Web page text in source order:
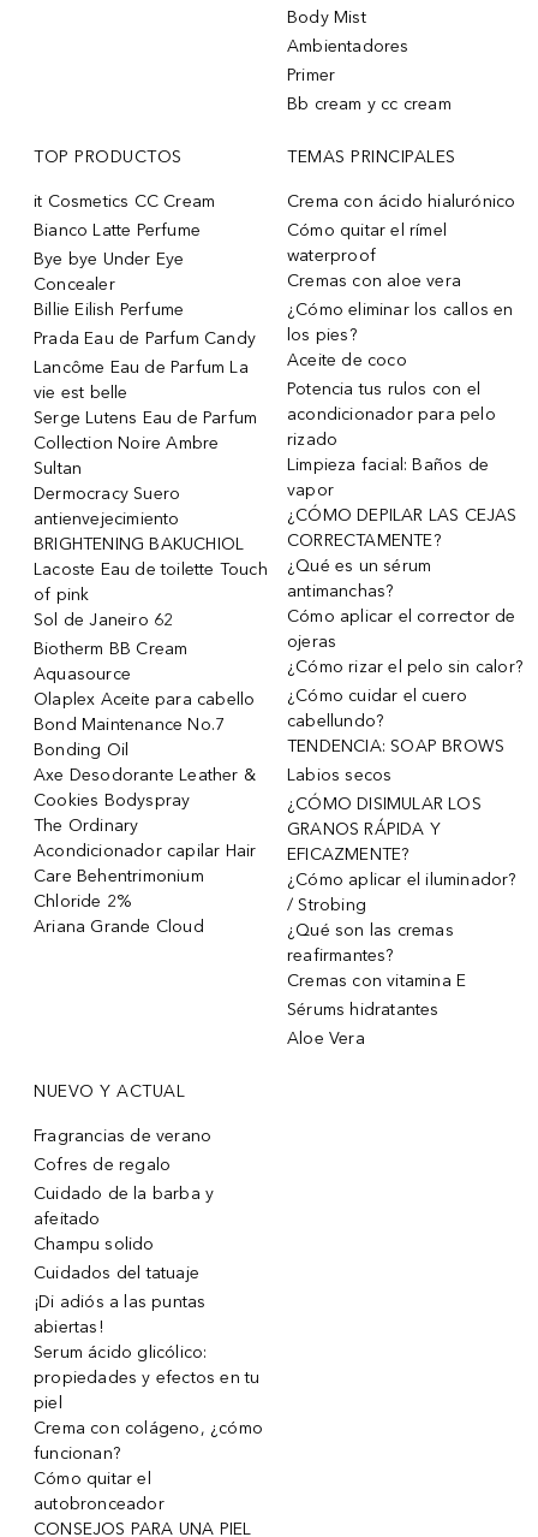
Body Mist
Ambientadores
Primer
Bb cream y cc cream
TOP PRODUCTOS
it Cosmetics CC Cream
Bianco Latte Perfume
Bye bye Under Eye
Concealer
Billie Eilish Perfume
Prada Eau de Parfum Candy
Lancôme Eau de Parfum La
vie est belle
Serge Lutens Eau de Parfum
Collection Noire Ambre
Sultan
Dermocracy Suero
antienvejecimiento
BRIGHTENING BAKUCHIOL
Lacoste Eau de toilette Touch
of pink
Sol de Janeiro 62
Biotherm BB Cream
Aquasource
Olaplex Aceite para cabello
Bond Maintenance No.7
Bonding Oil
Axe Desodorante Leather &
Cookies Bodyspray
The Ordinary
Acondicionador capilar Hair
Care Behentrimonium
Chloride 2%
Ariana Grande Cloud
TEMAS PRINCIPALES
Crema con ácido hialurónico
Cómo quitar el rímel
waterproof
Cremas con aloe vera
¿Cómo eliminar los callos en
los pies?
Aceite de coco
Potencia tus rulos con el
acondicionador para pelo
rizado
Limpieza facial: Baños de
vapor
¿CÓMO DEPILAR LAS CEJAS
CORRECTAMENTE?
¿Qué es un sérum
antimanchas?
Cómo aplicar el corrector de
ojeras
¿Cómo rizar el pelo sin calor?
¿Cómo cuidar el cuero
cabellundo?
TENDENCIA: SOAP BROWS
Labios secos
¿CÓMO DISIMULAR LOS
GRANOS RÁPIDA Y
EFICAZMENTE?
¿Cómo aplicar el iluminador?
/ Strobing
¿Qué son las cremas
reafirmantes?
Cremas con vitamina E
Sérums hidratantes
Aloe Vera
NUEVO Y ACTUAL
Fragrancias de verano
Cofres de regalo
Cuidado de la barba y
afeitado
Champu solido
Cuidados del tatuaje
¡Di adiós a las puntas
abiertas!
Serum ácido glicólico:
propiedades y efectos en tu
piel
Crema con colágeno, ¿cómo
funcionan?
Cómo quitar el
autobronceador
CONSEJOS PARA UNA PIEL